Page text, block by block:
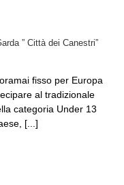
” Città dei Canestri”
fisso per Europa
al tradizionale
categoria Under 13
[...]